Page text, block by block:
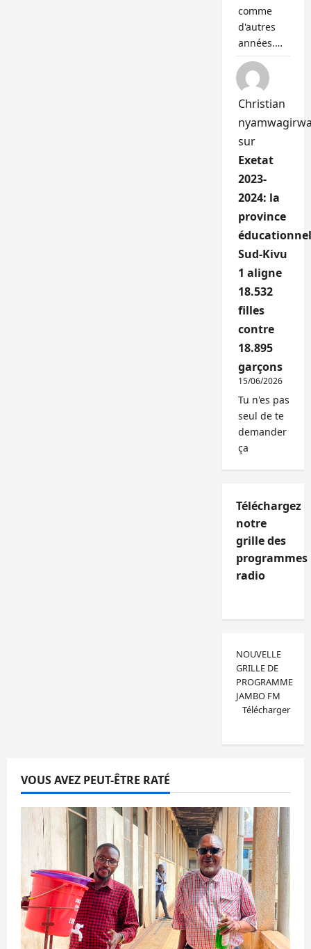
comme
d'autres
années.…
Christian
sur
Exetat
2023-
2024: la
province
Sud-Kivu
1 aligne
18.532
filles
contre
18.895
garçons
15/06/2026
Tu n'es pas
seul de te
demander
ça
Téléchargez
notre
grille des
programmes
radio
NOUVELLE
GRILLE DE
PROGRAMME
JAMBO FM
Télécharger
VOUS AVEZ PEUT-ÊTRE RATÉ